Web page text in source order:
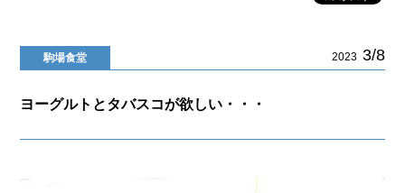
駒場食堂 2023 3/8
ヨーグルトとタバスコが欲しい・・・